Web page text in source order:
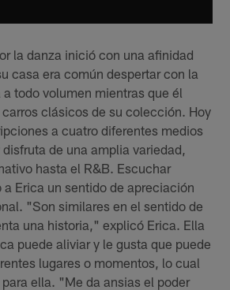
la danza inició con una afinidad
casa era común despertar con la
todo volumen mientras que él
clásicos de su colección. Hoy
a cuatro diferentes medios
de una amplia variedad,
hasta el R&B. Escuchar
a Erica un sentido de apreciación
"Son similares en el sentido de
una historia," explicó Erica. Ella
puede aliviar y le gusta que puede
lugares o momentos, lo cual
ella. "Me da ansias el poder